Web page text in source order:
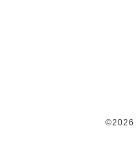
©2026